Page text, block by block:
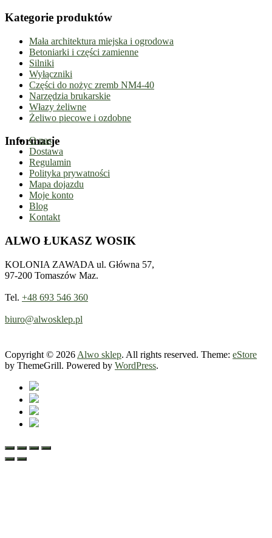
Kategorie produktów
Mała architektura miejska i ogrodowa
Betoniarki i części zamienne
Silniki
Wyłączniki
Części do nożyc zremb NM4-40
Narzędzia brukarskie
Włazy żeliwne
Żeliwo piecowe i ozdobne
Informacje
O nas
Dostawa
Regulamin
Polityka prywatności
Mapa dojazdu
Moje konto
Blog
Kontakt
ALWO ŁUKASZ WOSIK
KOLONIA ZAWADA ul. Główna 57,
97-200 Tomaszów Maz.
Tel. +48 693 546 360
biuro@alwosklep.pl
Copyright © 2026 Alwo sklep. All rights reserved. Theme: eStore
by ThemeGrill. Powered by WordPress.